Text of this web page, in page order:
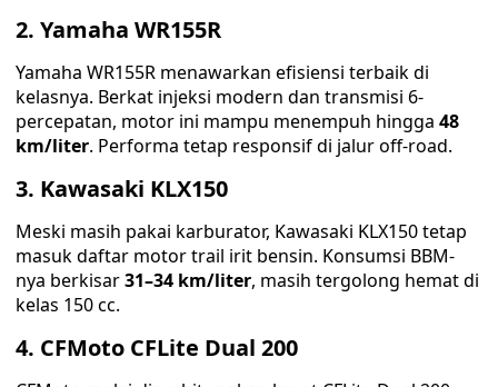
2. Yamaha WR155R
Yamaha WR155R menawarkan efisiensi terbaik di
kelasnya. Berkat injeksi modern dan transmisi 6-
percepatan, motor ini mampu menempuh hingga 48
km/liter. Performa tetap responsif di jalur off-road.
3. Kawasaki KLX150
Meski masih pakai karburator, Kawasaki KLX150 tetap
masuk daftar motor trail irit bensin. Konsumsi BBM-
nya berkisar31–34 km/liter, masih tergolong hemat di
kelas 150 cc.
4. CFMoto CFLite Dual 200